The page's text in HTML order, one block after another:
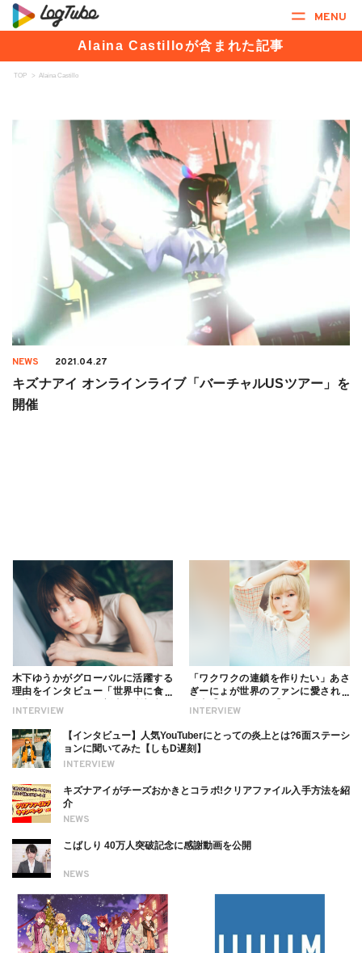
MENU
Alaina Castilloが含まれた記事
TOP > Alaina Castillo
NEWS 2021.04.27
キズナアイ オンラインライブ「バーチャルUSツアー」を
開催
INTERVIEW
木下ゆうかがグローバルに活躍する
理由をインタビュー「世界中に食べ
ついても
INTERVIEW
「ワクワクの連鎖を作りたい」あさ
ぎーにょが世界のファンに愛される
INTERVIEW
【インタビュー】人気YouTuberにとっての炎上とは?6面ステーシ
ョンに聞いてみた【しもD遅刻】
NEWS
キズナアイがチーズおかきとコラボ!クリアファイル入手方法を紹
介
NEWS
こばしり 40万人突破記念に感謝動画を公開